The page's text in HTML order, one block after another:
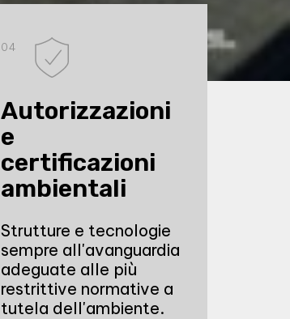
04
Autorizzazioni
e
certificazioni
ambientali
Strutture e tecnologie
sempre all'avanguardia
adeguate alle più
restrittive normative a
tutela dell'ambiente.